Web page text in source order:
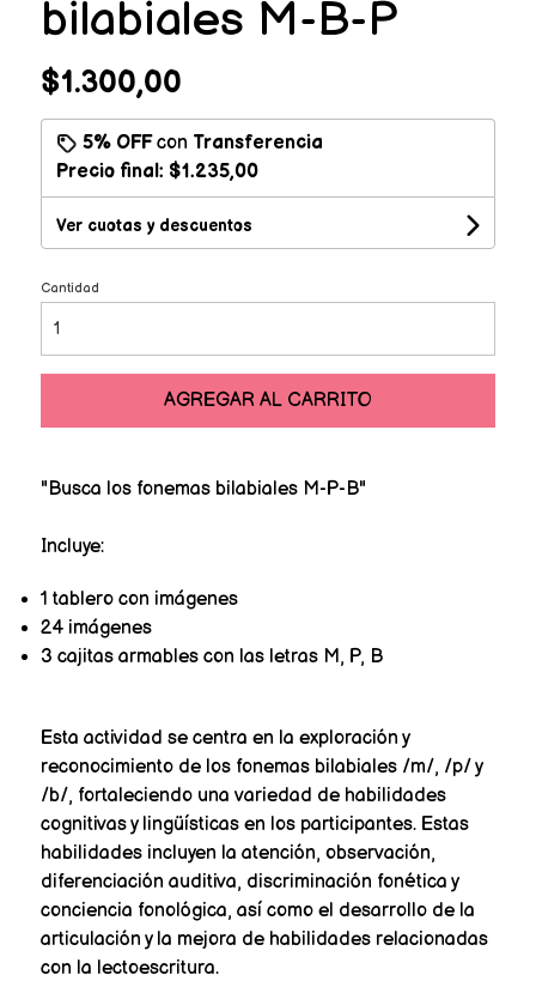
bilabiales M-B-P
$1.300,00
5% OFFcon Transferencia
Precio final: $1.235,00
Ver cuotas y descuentos
Cantidad
AGREGAR AL CARRITO
"Busca los fonemas bilabiales M-P-B"
Incluye:
1 tablero con imágenes
24 imágenes
3 cajitas armables con las letras M, P, B
Esta actividad se centra en la exploración y
reconocimiento de los fonemas bilabiales /m/, /p/ y
/b/, fortaleciendo una variedad de habilidades
cognitivas y lingüísticas en los participantes. Estas
habilidades incluyen la atención, observación,
diferenciación auditiva, discriminación fonética y
conciencia fonológica, así como el desarrollo de la
articulación y la mejora de habilidades relacionadas
con la lectoescritura.